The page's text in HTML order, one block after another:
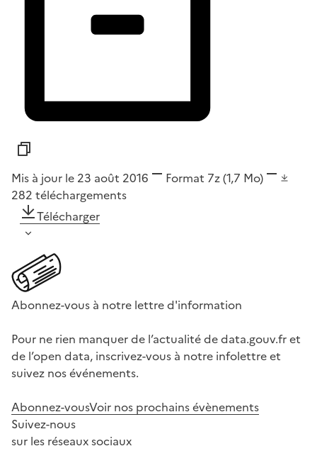
Mis à jour le 23 août 2016 Format 7z(1,7 Mo)
282 téléchargements
Télécharger
Abonnez-vous à notre lettre d'information
Pour ne rien manquer de l’actualité de data.gouv.fr et
de l’open data, inscrivez-vous à notre infolettre et
suivez nos événements.
Abonnez-vousVoir nos prochains évènements
Suivez-nous
sur les réseaux sociaux